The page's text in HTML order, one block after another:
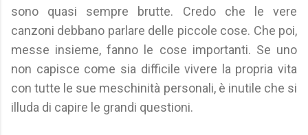
sono quasi sempre brutte. Credo che le vere
canzoni debbano parlare delle piccole cose. Che poi,
messe insieme, fanno le cose importanti. Se uno
non capisce come sia difficile vivere la propria vita
con tutte le sue meschinità personali, è inutile che si
illuda di capire le grandi questioni.